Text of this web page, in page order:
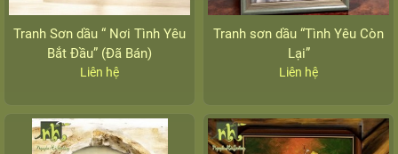
Tranh Sơn dầu “ Nơi Tình Yêu
Bắt Đầu” (Đã Bán)
Liên hệ
Tranh sơn dầu “Tình Yêu Còn
Lại”
Liên hệ